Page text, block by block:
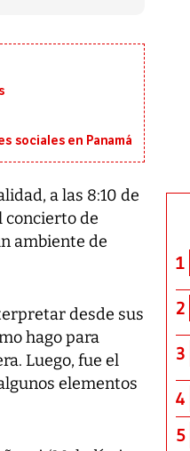
sociales en Panamá
a las 8:10 de
concierto de
ambiente de
desde sus
hago para
Luego, fue el
elementos
y escuetas
este domingo su
1
2
3
4
5